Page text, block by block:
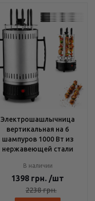
Электрошашлычница
вертикальная на 6
шампуров 1000 Вт из
нержавеющей стали
В наличии
1398 грн. /шт
2238грн.